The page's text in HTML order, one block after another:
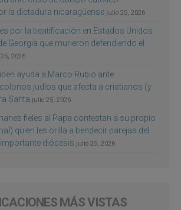
la dictadura nicaragüense julio 25, 2026
por la beatificación en Estados Unidos
Georgia que murieron defendiendo el
2026
ayuda a Marco Rubio ante
judíos que afecta a cristianos (y
Santa julio 25, 2026
fieles al Papa contestan a su propio
quien les orilla a bendecir parejas del
diócesis julio 25, 2026
MÁS VISTAS